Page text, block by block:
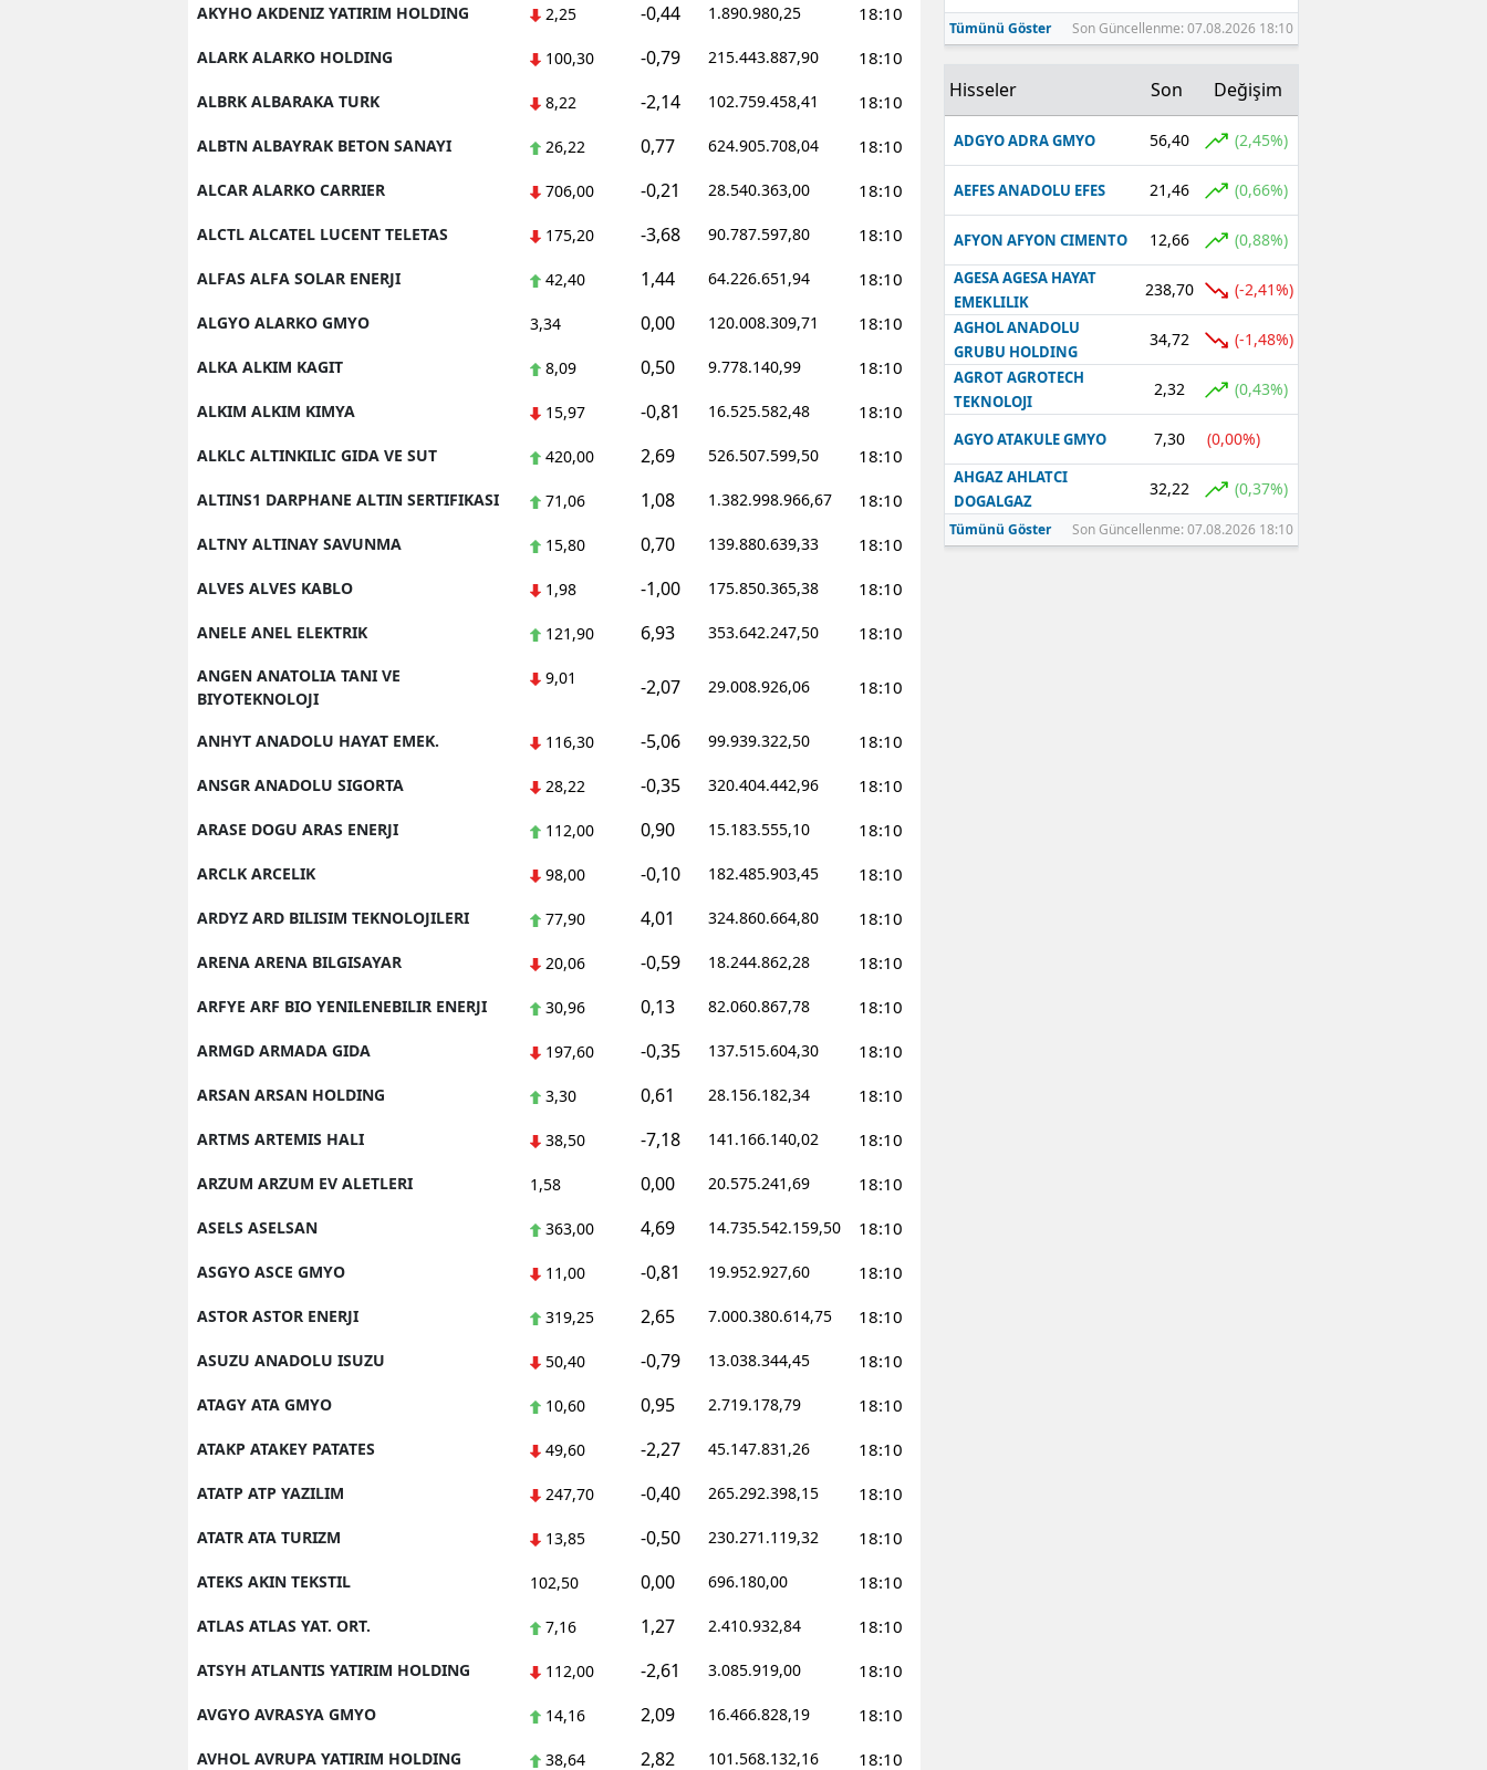
AKYHO AKDENIZ YATIRIM HOLDING 2,25 -0,44 1.890.980,25 18:10
ALARK ALARKO HOLDING 100,30 -0,79 215.443.887,90 18:10
ALBRK ALBARAKA TURK 8,22 -2,14 102.759.458,41 18:10
ALBTN ALBAYRAK BETON SANAYI 26,22 0,77 624.905.708,04 18:10
ALCAR ALARKO CARRIER 706,00 -0,21 28.540.363,00 18:10
ALCTL ALCATEL LUCENT TELETAS 175,20 -3,68 90.787.597,80 18:10
ALFAS ALFA SOLAR ENERJI 42,40 1,44 64.226.651,94 18:10
ALGYO ALARKO GMYO 3,34 0,00 120.008.309,71 18:10
ALKA ALKIM KAGIT 8,09 0,50 9.778.140,99 18:10
ALKIM ALKIM KIMYA 15,97 -0,81 16.525.582,48 18:10
ALKLC ALTINKILIC GIDA VE SUT 420,00 2,69 526.507.599,50 18:10
ALTINS1 DARPHANE ALTIN SERTIFIKASI 71,06 1,08 1.382.998.966,67 18:10
ALTNY ALTINAY SAVUNMA 15,80 0,70 139.880.639,33 18:10
ALVES ALVES KABLO 1,98 -1,00 175.850.365,38 18:10
ANELE ANEL ELEKTRIK 121,90 6,93 353.642.247,50 18:10
ANGEN ANATOLIA TANI VE
BIYOTEKNOLOJI
9,01 -2,07 29.008.926,06 18:10
ANHYT ANADOLU HAYAT EMEK. 116,30 -5,06 99.939.322,50 18:10
ANSGR ANADOLU SIGORTA 28,22 -0,35 320.404.442,96 18:10
ARASE DOGU ARAS ENERJI 112,00 0,90 15.183.555,10 18:10
ARCLK ARCELIK 98,00 -0,10 182.485.903,45 18:10
ARDYZ ARD BILISIM TEKNOLOJILERI 77,90 4,01 324.860.664,80 18:10
ARENA ARENA BILGISAYAR 20,06 -0,59 18.244.862,28 18:10
ARFYE ARF BIO YENILENEBILIR ENERJI 30,96 0,13 82.060.867,78 18:10
ARMGD ARMADA GIDA 197,60 -0,35 137.515.604,30 18:10
ARSAN ARSAN HOLDING 3,30 0,61 28.156.182,34 18:10
ARTMS ARTEMIS HALI 38,50 -7,18 141.166.140,02 18:10
ARZUM ARZUM EV ALETLERI 1,58 0,00 20.575.241,69 18:10
ASELS ASELSAN 363,00 4,69 14.735.542.159,50 18:10
ASGYO ASCE GMYO 11,00 -0,81 19.952.927,60 18:10
ASTOR ASTOR ENERJI 319,25 2,65 7.000.380.614,75 18:10
ASUZU ANADOLU ISUZU 50,40 -0,79 13.038.344,45 18:10
ATAGY ATA GMYO 10,60 0,95 2.719.178,79 18:10
ATAKP ATAKEY PATATES 49,60 -2,27 45.147.831,26 18:10
ATATP ATP YAZILIM 247,70 -0,40 265.292.398,15 18:10
ATATR ATA TURIZM 13,85 -0,50 230.271.119,32 18:10
ATEKS AKIN TEKSTIL 102,50 0,00 696.180,00 18:10
ATLAS ATLAS YAT. ORT. 7,16 1,27 2.410.932,84 18:10
ATSYH ATLANTIS YATIRIM HOLDING 112,00 -2,61 3.085.919,00 18:10
AVGYO AVRASYA GMYO 14,16 2,09 16.466.828,19 18:10
AVHOL AVRUPA YATIRIM HOLDING 38,64 2,82 101.568.132,16 18:10
Tümünü Göster Son Güncellenme: 07.08.2026 18:10
Hisseler Son Değişim
ADGYO ADRA GMYO 56,40 (2,45%)
AEFES ANADOLU EFES 21,46 (0,66%)
AFYON AFYON CIMENTO 12,66 (0,88%)
AGESA AGESA HAYAT
EMEKLILIK
238,70 (-2,41%)
AGHOL ANADOLU
GRUBU HOLDING
34,72 (-1,48%)
AGROT AGROTECH
TEKNOLOJI
2,32 (0,43%)
AGYO ATAKULE GMYO 7,30 (0,00%)
AHGAZ AHLATCI
DOGALGAZ
32,22 (0,37%)
Tümünü Göster Son Güncellenme: 07.08.2026 18:10